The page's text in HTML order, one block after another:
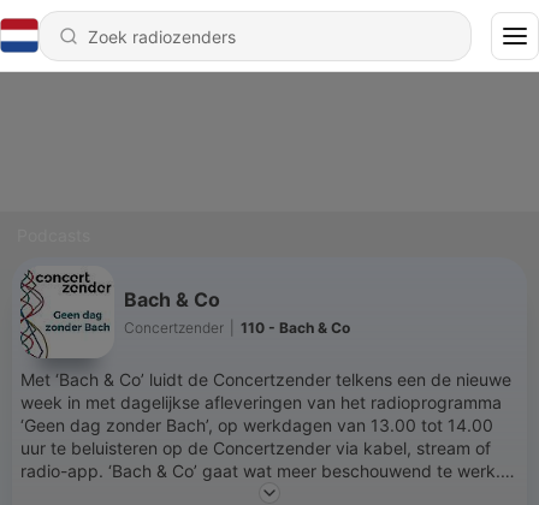
Bach & Co
Concertzender 110 - Bach & Co
Met ‘Bach & Co’ luidt de Concertzender telkens een de nieuwe
week in met dagelijkse afleveringen van het radioprogramma
‘Geen dag zonder Bach’, op werkdagen van 13.00 tot 14.00
uur te beluisteren op de Concertzender via kabel, stream of
radio-app. ‘Bach & Co’ gaat wat meer beschouwend te werk.
We laten veel muziek van Bach en tijdgenoten horen en